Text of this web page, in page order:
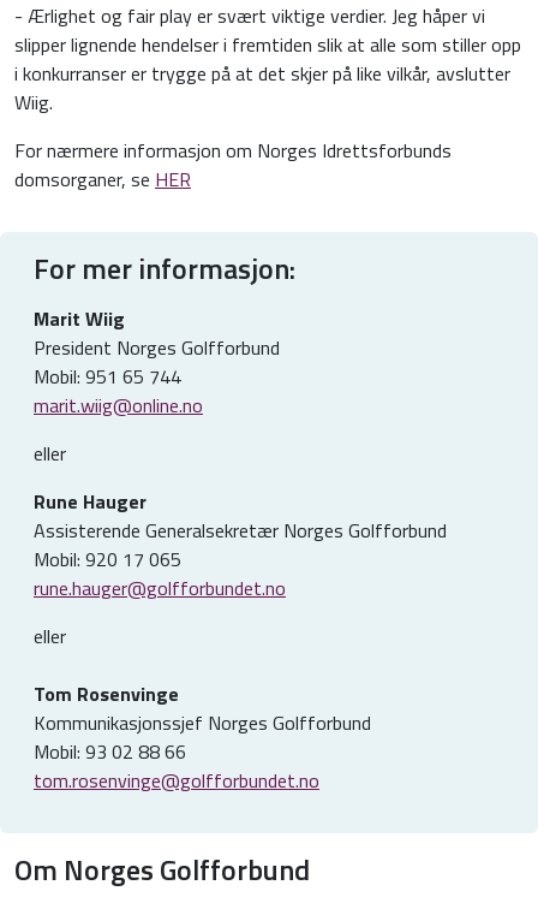
- Ærlighet og fair play er svært viktige verdier. Jeg håper vi
slipper lignende hendelser i fremtiden slik at alle som stiller opp
i konkurranser er trygge på at det skjer på like vilkår, avslutter
Wiig.
For nærmere informasjon om Norges Idrettsforbunds
domsorganer, se HER
For mer informasjon:
Marit Wiig
President Norges Golfforbund
Mobil: 951 65 744
marit.wiig@online.no
eller
Rune Hauger
Assisterende Generalsekretær Norges Golfforbund
Mobil: 920 17 065
rune.hauger@golfforbundet.no
eller
Tom Rosenvinge
Kommunikasjonssjef Norges Golfforbund
Mobil: 93 02 88 66
tom.rosenvinge@golfforbundet.no
Om Norges Golfforbund